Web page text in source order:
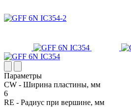
Параметры
CW - Ширина пластины, мм
6
RE - Радиус при вершине, мм